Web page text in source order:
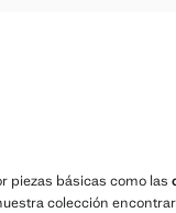
piezas básicas como las
colección